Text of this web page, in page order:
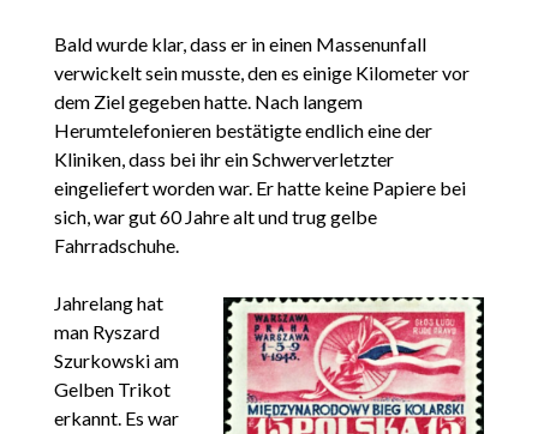
Bald wurde klar, dass er in einen Massenunfall
verwickelt sein musste, den es einige Kilometer vor
dem Ziel gegeben hatte. Nach langem
Herumtelefonieren bestätigte endlich eine der
Kliniken, dass bei ihr ein Schwerverletzter
eingeliefert worden war. Er hatte keine Papiere bei
sich, war gut 60 Jahre alt und trug gelbe
Fahrradschuhe.
Jahrelang hat
man Ryszard
Szurkowski am
Gelben Trikot
erkannt. Es war